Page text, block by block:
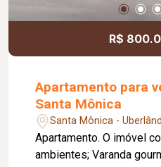
R$
Apartamento para
Santa Mônica
Santa Mônica -
Apartamento. O imóvel conta com: Sala em 02
ambientes; Varanda